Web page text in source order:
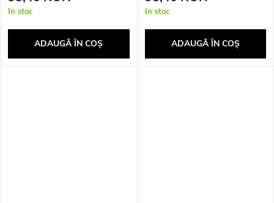
In stoc
ADAUGĂ ÎN COŞ
In stoc
ADAUGĂ ÎN COŞ